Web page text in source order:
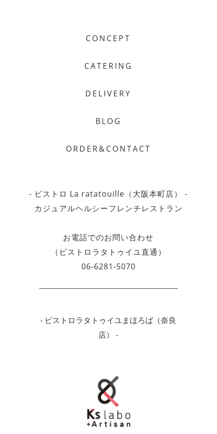
CONCEPT
CATERING
DELIVERY
BLOG
ORDER&CONTACT
- ビストロ La ratatouille（大阪本町店） -
カジュアルヘルシーフレンチレストラン
お電話でのお問い合わせ
（ビストロラタトゥイユ直通）
06-6281-5070
- ビストロラタトゥイユまほろば（奈良
店） -